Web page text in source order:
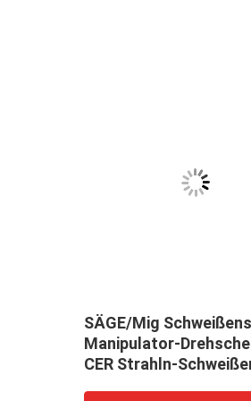
SÄGE/Mig
Manipulator-
CER Strahln-